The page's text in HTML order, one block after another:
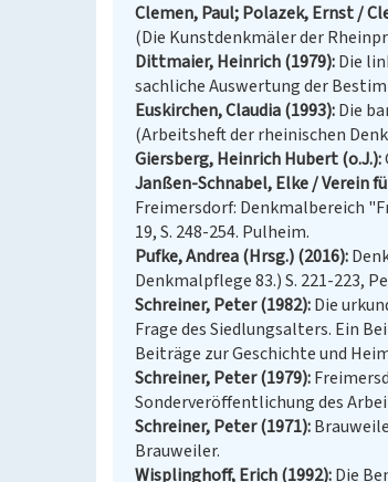
Clemen, Paul; Polazek, Ernst /
(Die Kunstdenkmäler der
Dittmaier, Heinrich (1979) Die
sachliche Auswertung der
Euskirchen, Claudia (1993) Die
(Arbeitsheft der rheinischen
Giersberg, Heinrich Hubert (o.J.)
Janßen-Schnabel, Elke / Verein
Freimersdorf: Denkmalbereich
19, S. 248-254. Pulheim.
Pufke, Andrea (Hrsg.) (2016)
Denkmalpflege 83.) S. 221-223,
Schreiner, Peter (1982) Die
Frage des Siedlungsalters. Ein
Beiträge zur Geschichte und
Schreiner, Peter (1979)
Sonderveröffentlichung des
Schreiner, Peter (1971)
Brauweiler.
Wisplinghoff, Erich (1992) Die